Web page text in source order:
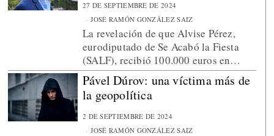
27 DE SEPTIEMBRE DE 2024
JOSÉ RAMÓN GONZÁLEZ SAIZ
La revelación de que Alvise Pérez,
eurodiputado de Se Acabó la Fiesta
(SALF), recibió 100.000 euros en…
Pável Dúrov: una víctima más de
la geopolítica
2 DE SEPTIEMBRE DE 2024
JOSÉ RAMÓN GONZÁLEZ SAIZ